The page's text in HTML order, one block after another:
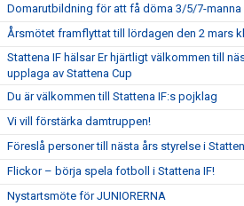
Domarutbildning för att få döma 3/5/7-
Årsmötet framflyttat till lördagen den 2 mars kl
Stattena IF hälsar Er hjärtligt välkommen till
upplaga av Stattena Cup
Du är välkommen till Stattena IF:s pojklag
Vi vill förstärka damtruppen!
Föreslå personer till nästa års styrelse i
Flickor – börja spela fotboll i Stattena IF!
Nystartsmöte för JUNIORERNA